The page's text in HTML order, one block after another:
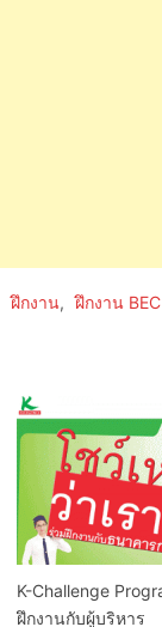
ฝึกงาน, ฝึกงาน BEC
K-Challenge
ฝึกงานกับผู้บริหาร